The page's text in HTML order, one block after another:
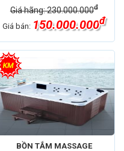
Giá hãng: 230.000.000đ
Giá bán: 150.000.000đ
BỒN TẮM MASSAGE